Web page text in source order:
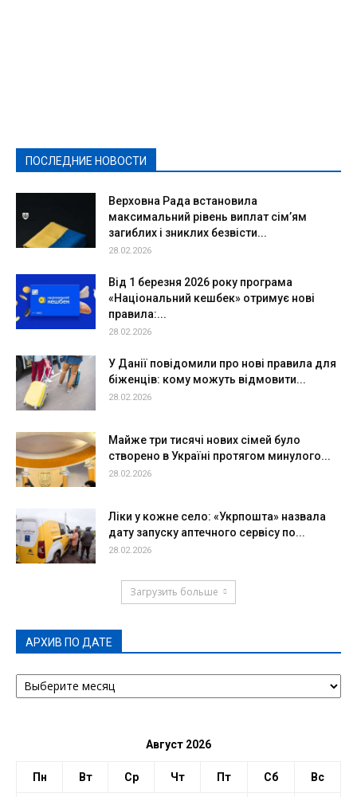
ПОСЛЕДНИЕ НОВОСТИ
Верховна Рада встановила
максимальний рівень виплат сім’ям
загиблих і зниклих безвісти...
28.02.2026
Від 1 березня 2026 року програма
«Національний кешбек» отримує нові
правила:...
28.02.2026
У Данії повідомили про нові правила для
біженців: кому можуть відмовити...
28.02.2026
Майже три тисячі нових сімей було
створено в Україні протягом минулого...
28.02.2026
Ліки у кожне село: «Укрпошта» назвала
дату запуску аптечного сервісу по...
28.02.2026
Загрузить больше
АРХИВ ПО ДАТЕ
АРХИВ
ПО
Август 2026
Пн Вт Ср Чт Пт Сб Вс